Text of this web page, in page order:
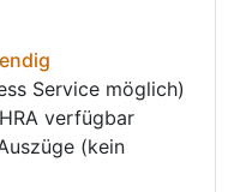
Service möglich)
verfügbar
(kein